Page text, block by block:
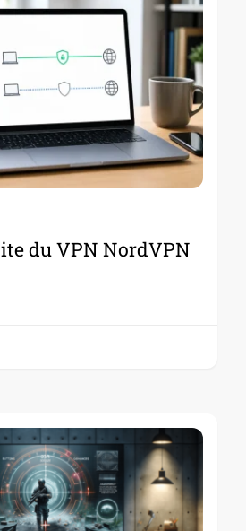
du VPN NordVPN